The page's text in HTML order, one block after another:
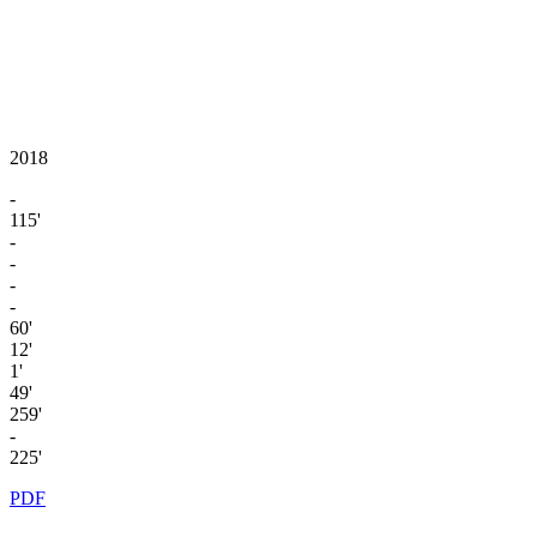
2018
-
115'
-
-
-
-
60'
12'
1'
49'
259'
-
225'
PDF